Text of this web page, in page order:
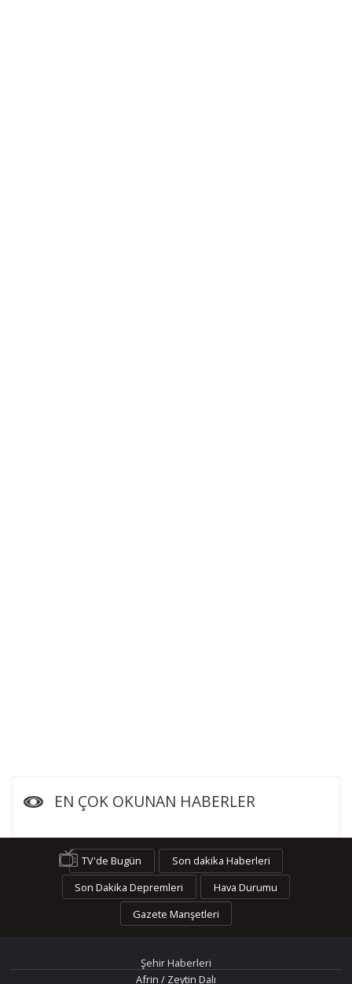
EN ÇOK OKUNAN HABERLER
TV'de Bugün
Son dakika Haberleri
Son Dakika Depremleri
Hava Durumu
Gazete Manşetleri
Şehir Haberleri
Afrin / Zeytin Dalı